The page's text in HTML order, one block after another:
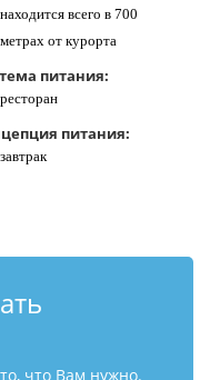
находится всего в 700
метрах от курорта
питания:
ресторан
питания:
завтрак
что Вам нужно.